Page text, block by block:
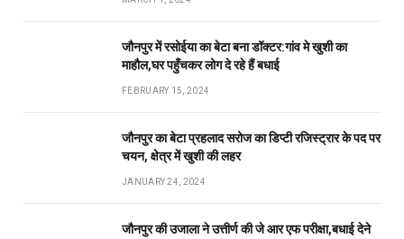
जौनपुर में रसोईया का बेटा बना डॉक्टर:गांव मे खुशी का
माहौल,घर पहुँचकर लोग दे रहे हैं बधाई
FEBRUARY 15, 2024
जौनपुर का बेटा प्रहलाद सरोज का डिप्टी रजिस्ट्रार के पद पर
चयन, क्षेत्र में खुशी की लहर
JANUARY 24, 2024
जौनपुर की उजाला ने उत्तीर्ण की जे आर एफ परीक्षा,बधाई देने